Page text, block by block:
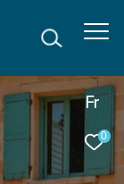
Fr
0